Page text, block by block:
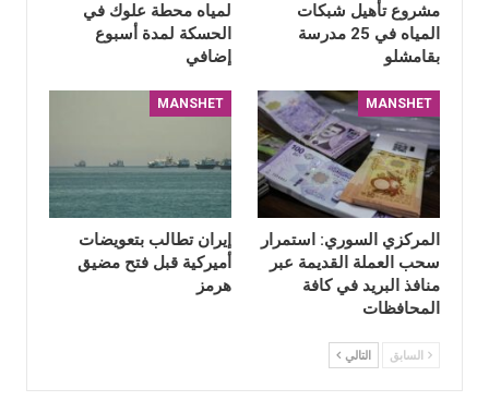
مشروع تأهيل شبكات
المياه في 25 مدرسة
بقامشلو
لمياه محطة علوك في
الحسكة لمدة أسبوع
إضافي
MANSHET
المركزي السوري: استمرار
سحب العملة القديمة عبر
منافذ البريد في كافة
المحافظات
MANSHET
إيران تطالب بتعويضات
أميركية قبل فتح مضيق
هرمز
السابق التالي